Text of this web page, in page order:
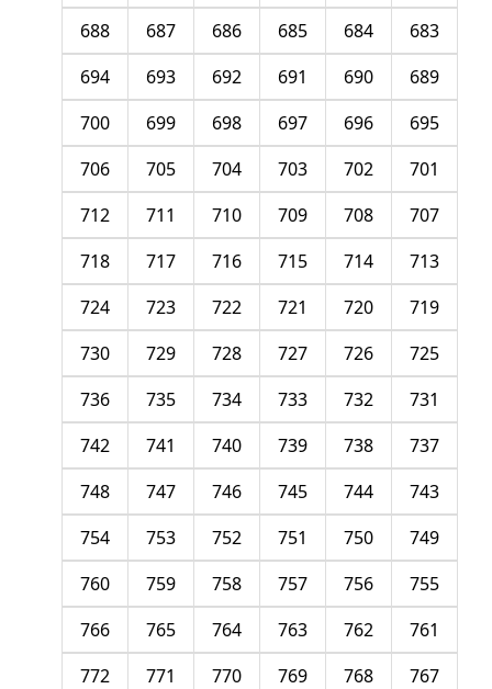
683
684
685
686
687
688
689
690
691
692
693
694
695
696
697
698
699
700
701
702
703
704
705
706
707
708
709
710
711
712
713
714
715
716
717
718
719
720
721
722
723
724
725
726
727
728
729
730
731
732
733
734
735
736
737
738
739
740
741
742
743
744
745
746
747
748
749
750
751
752
753
754
755
756
757
758
759
760
761
762
763
764
765
766
767
768
769
770
771
772